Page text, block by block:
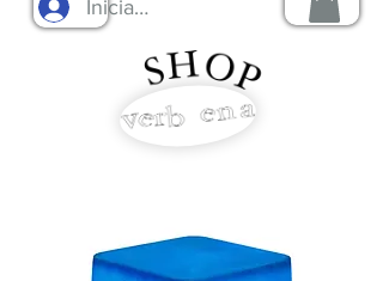
Iniciar sesión